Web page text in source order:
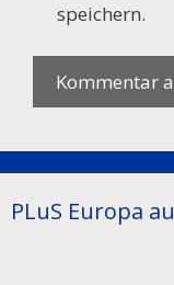
speichern.
PLuS Europa